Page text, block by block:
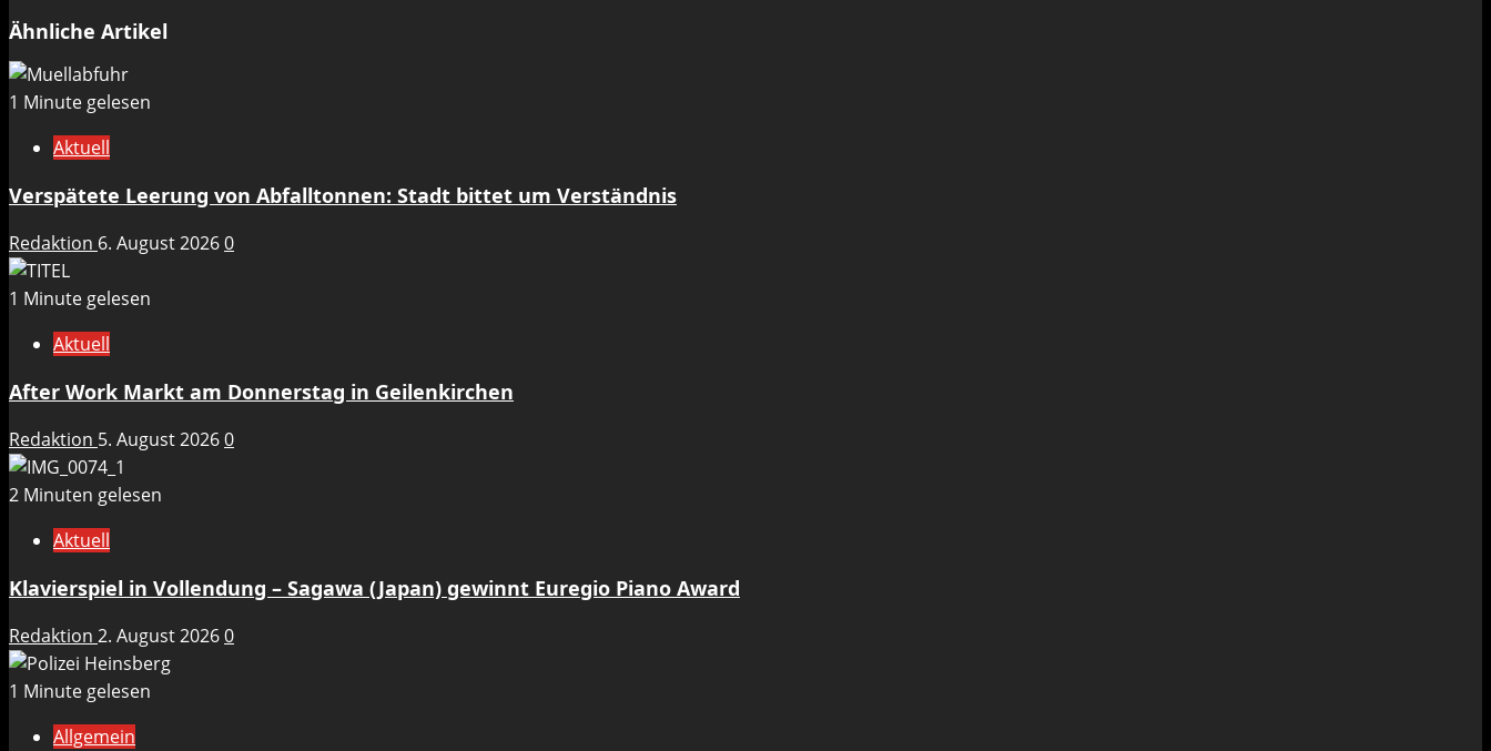
Ähnliche Artikel
1 Minute gelesen
Aktuell
Verspätete Leerung von Abfalltonnen: Stadt bittet um Verständnis
Redaktion 6. August 20260
1 Minute gelesen
Aktuell
After Work Markt am Donnerstag in Geilenkirchen
Redaktion 5. August 20260
2 Minuten gelesen
Aktuell
Klavierspiel in Vollendung – Sagawa (Japan) gewinnt Euregio Piano Award
Redaktion 2. August 20260
1 Minute gelesen
Allgemein